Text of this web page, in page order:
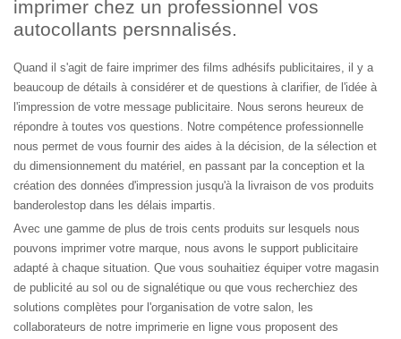
imprimer chez un professionnel vos
autocollants persnnalisés.
Quand il s'agit de faire imprimer des films adhésifs publicitaires, il y a
beaucoup de détails à considérer et de questions à clarifier, de l'idée à
l'impression de votre message publicitaire. Nous serons heureux de
répondre à toutes vos questions. Notre compétence professionnelle
nous permet de vous fournir des aides à la décision, de la sélection et
du dimensionnement du matériel, en passant par la conception et la
création des données d'impression jusqu'à la livraison de vos produits
banderolestop dans les délais impartis.
Avec une gamme de plus de trois cents produits sur lesquels nous
pouvons imprimer votre marque, nous avons le support publicitaire
adapté à chaque situation. Que vous souhaitiez équiper votre magasin
de publicité au sol ou de signalétique ou que vous recherchiez des
solutions complètes pour l'organisation de votre salon, les
collaborateurs de notre imprimerie en ligne vous proposent des